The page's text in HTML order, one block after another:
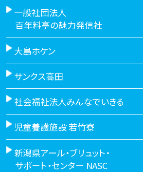
一般社団法人
百年料亭の魅力発信社
大島ホケン
サンクス高田
社会福祉法人みんなでいきる
児童養護施設 若竹寮
新潟県アール・ブリュット・
サポート・センター NASC